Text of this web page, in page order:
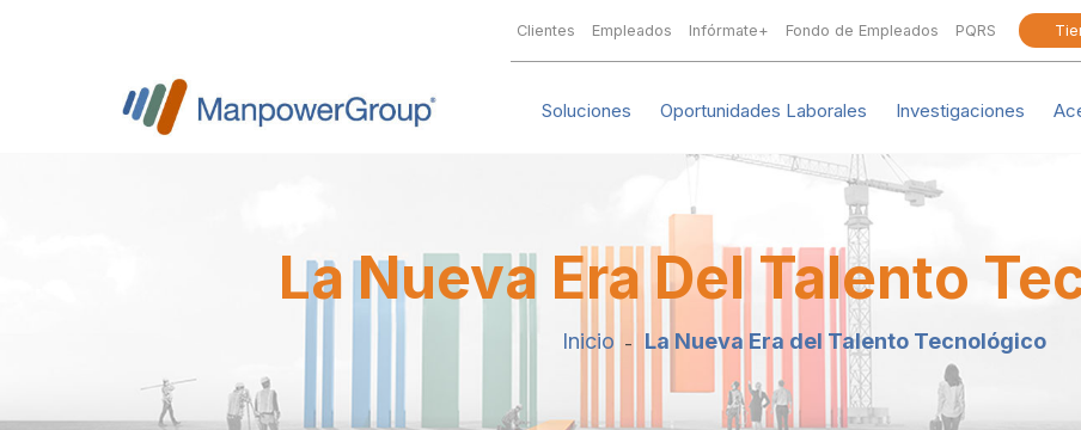
Clientes Empleados Infórmate+ Fondo de Empleados PQRS
Soluciones Oportunidades Laborales Investigaciones
La Nueva Era Del Talento
Inicio La Nueva Era del Talento Tecnológico